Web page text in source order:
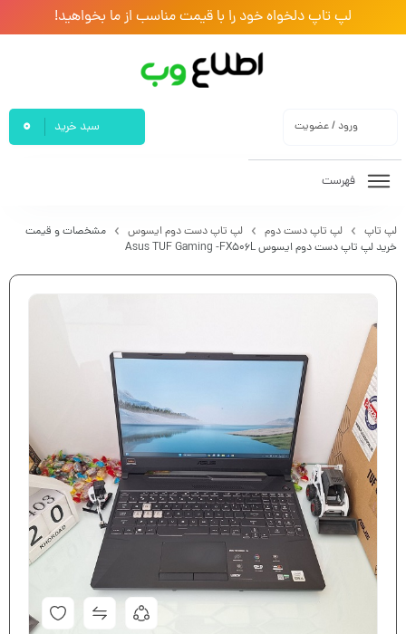
لپ تاپ دلخواه خود را با قیمت مناسب از ما بخواهید!
ورود / عضویت سبد خرید 0
فهرست
لپ تاپ لپ تاپ دست دوم لپ تاپ دست دوم ایسوس
مشخصات و قیمت
خرید لپ تاپ دست دوم ایسوس Asus TUF Gaming -FX506L